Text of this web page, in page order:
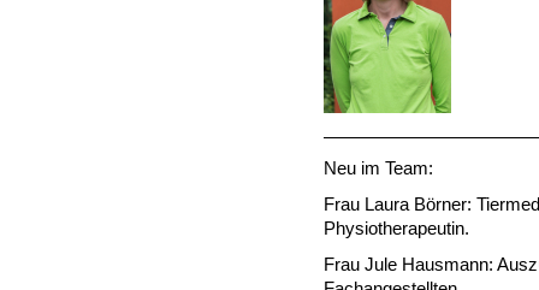
Neu im Team:
Frau Laura Börner:
Physiotherapeutin.
Frau Jule Hausmann: